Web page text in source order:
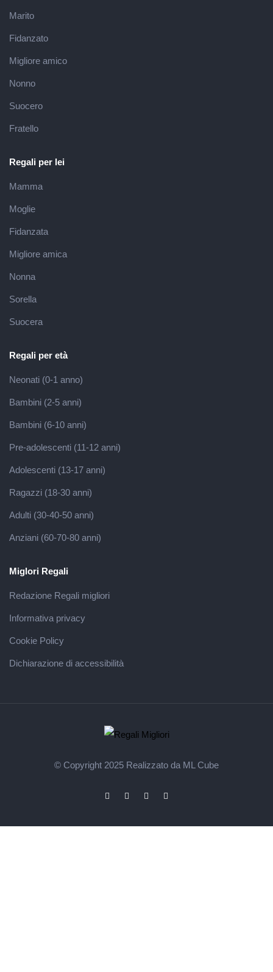
Marito
Fidanzato
Migliore amico
Nonno
Suocero
Fratello
Regali per lei
Mamma
Moglie
Fidanzata
Migliore amica
Nonna
Sorella
Suocera
Regali per età
Neonati (0-1 anno)
Bambini (2-5 anni)
Bambini (6-10 anni)
Pre-adolescenti (11-12 anni)
Adolescenti (13-17 anni)
Ragazzi (18-30 anni)
Adulti (30-40-50 anni)
Anziani (60-70-80 anni)
Miglori Regali
Redazione Regali migliori
Informativa privacy
Cookie Policy
Dichiarazione di accessibilità
© Copyright 2025 Realizzato da ML Cube